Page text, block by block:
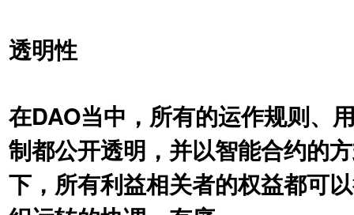
透明性
在DAO当中，所有的运作规则、
制都公开透明，并以智能合约的
下，所有利益相关者的权益都可